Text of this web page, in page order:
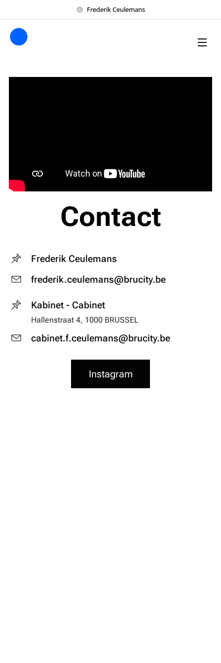
Frederik Ceulemans
Contact
Frederik Ceulemans
frederik.ceulemans@brucity.be
Kabinet - Cabinet
Hallenstraat 4, 1000 BRUSSEL
cabinet.f.ceulemans@brucity.be
Instagram